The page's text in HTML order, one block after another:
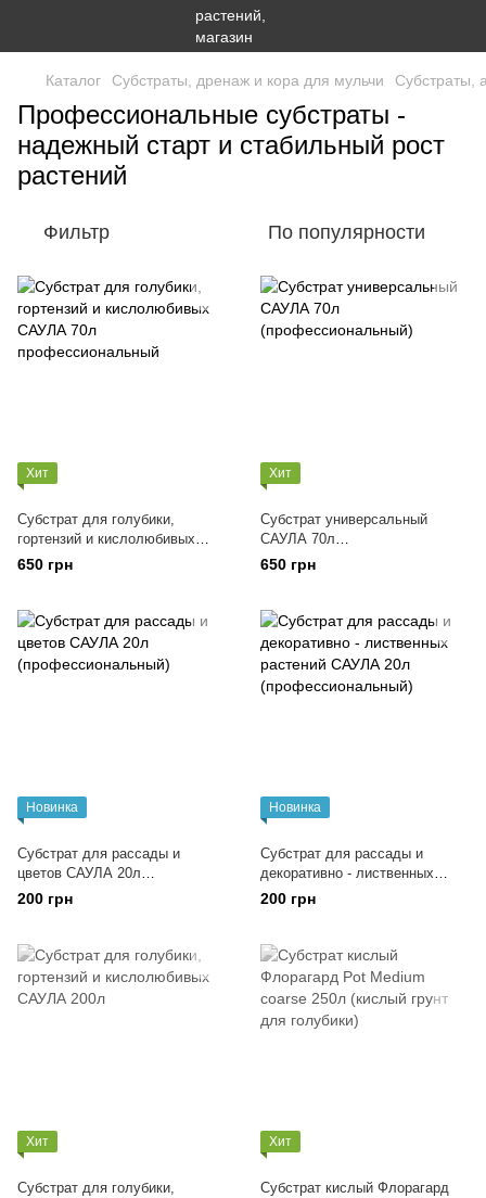
Каталог Субстраты, дренаж и кора для мульчи Субстраты,
Профессиональные субстраты -
надежный старт и стабильный рост
растений
Фильтр По популярности
Хит
Субстрат для голубики,
гортензий и кислолюбивых
САУЛА 70л профессиональный
650 грн
Хит
Субстрат универсальный
САУЛА 70л
(профессиональный)
650 грн
Новинка
Субстрат для рассады и
цветов САУЛА 20л
(профессиональный)
200 грн
Новинка
Субстрат для рассады и
декоративно - лиственных
растений САУЛА 20л
(профессиональный)
200 грн
Хит
Субстрат для голубики,
Хит
Субстрат кислый Флорагард